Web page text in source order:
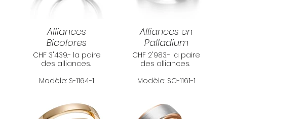
Alliances
Bicolores
CHF 3'439.- la paire
des alliances.
Modèle: S-1164-1
Matériel: Or blanc &
Or jaune 585/-
Alliances en
Palladium
CHF 2'983.- la paire
des alliances.
Modèle: SC-1161-1
Matériel: Palladium
500/- & Or blanc